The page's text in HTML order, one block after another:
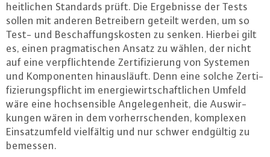
heit­li­chen Standards prüft. Die Er­geb­nis­se der Tests
sollen mit anderen Be­trei­bern geteilt werden, um so
Test- und Be­schaf­fungs­kos­ten zu senken. Hierbei gilt
es, einen prag­ma­ti­schen Ansatz zu wählen, der nicht
auf eine ver­pflich­ten­de Zer­ti­fi­zie­rung von Systemen
und Kom­po­nen­ten hin­aus­läuft. Denn eine solche Zer­ti­
fi­zie­rungs­pflicht im en­er­gie­wirt­schaft­li­chen Umfeld
wäre eine hoch­sen­si­ble An­ge­le­gen­heit, die Aus­wir­
kun­gen wären in dem vor­herr­schen­den, komplexen
Ein­satz­um­feld viel­fäl­tig und nur schwer endgültig zu
bemessen.